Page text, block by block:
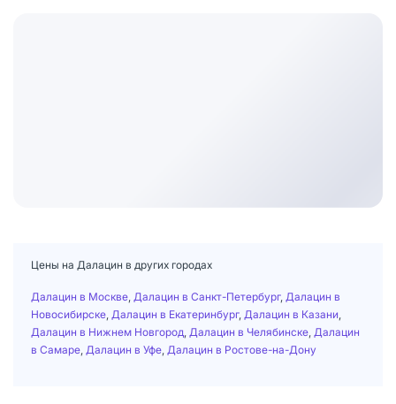
Цены на Далацин в других городах
Далацин в Москве Далацин в Санкт-Петербург, Далацин в
Новосибирске Далацин в Екатеринбург, Далацин в Казани
Далацин в Нижнем Новгород Далацин в Челябинске Далацин
в Самаре Далацин в Уфе Далацин в Ростове-на-Дону